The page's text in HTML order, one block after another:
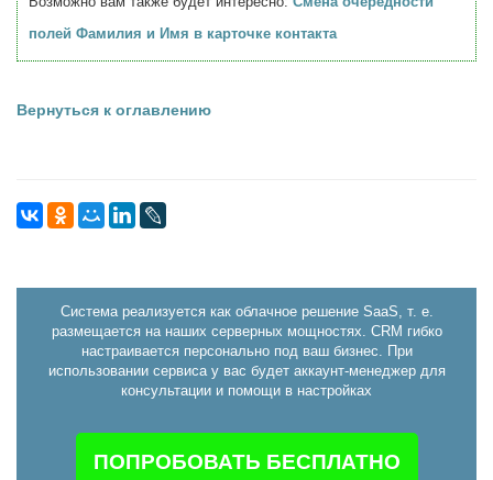
полей Фамилия и Имя в карточке контакта
Вернуться к оглавлению
Система реализуется как облачное решение SaaS, т. е.
размещается на наших серверных мощностях. CRM гибко
настраивается персонально под ваш бизнес. При
использовании сервиса у вас будет аккаунт-менеджер для
консультации и помощи в настройках
ПОПРОБОВАТЬ БЕСПЛАТНО